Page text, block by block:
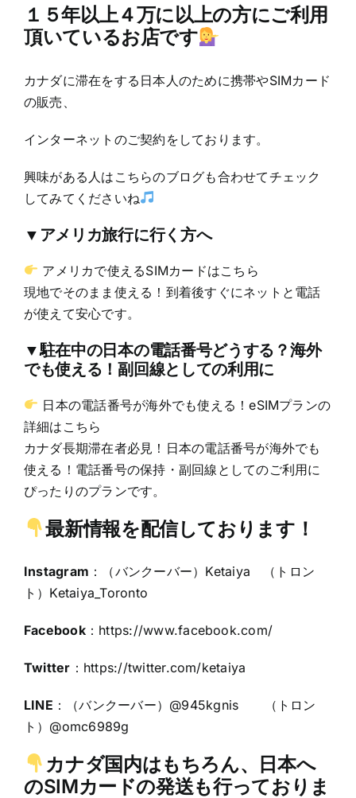
１５年以上４万に以上の方にご利用
頂いているお店です
カナダに滞在をする日本人のために携帯やSIMカード
の販売、
インターネットのご契約をしております。
興味がある人はこちらのブログも合わせてチェック
してみてくださいね
▼アメリカ旅行に行く方へ
アメリカで使えるSIMカードはこちら
現地でそのまま使える！到着後すぐにネットと電話
が使えて安心です。
▼駐在中の日本の電話番号どうする？海外
でも使える！副回線としての利用に
日本の電話番号が海外でも使える！eSIMプランの
詳細はこちら
カナダ長期滞在者必見！日本の電話番号が海外でも
使える！電話番号の保持・副回線としてのご利用に
ぴったりのプランです。
最新情報を配信しております！
Instagram ：（バンクーバー）Ketaiya （トロン
ト）Ketaiya_Toronto
Facebook： https://www.facebook.com/
Twitter ：https://twitter.com/ketaiya
LINE ：（バンクーバー）@945kgnis （トロン
ト）@omc6989g
カナダ国内はもちろん、日本へ
のSIMカードの発送も行っておりま